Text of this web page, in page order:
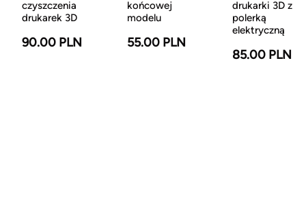
czyszczenia
drukarek 3D
90.00 PLN
końcowej
modelu
55.00 PLN
drukarki 3D z
polerką
elektryczną
85.00 PLN